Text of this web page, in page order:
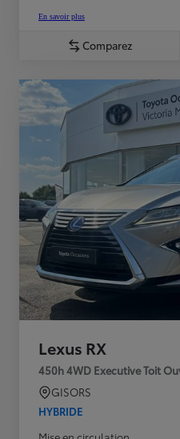
En savoir plus
Comparez
Lexus RX
450h 4WD Executive Toit
GISORS
HYBRIDE